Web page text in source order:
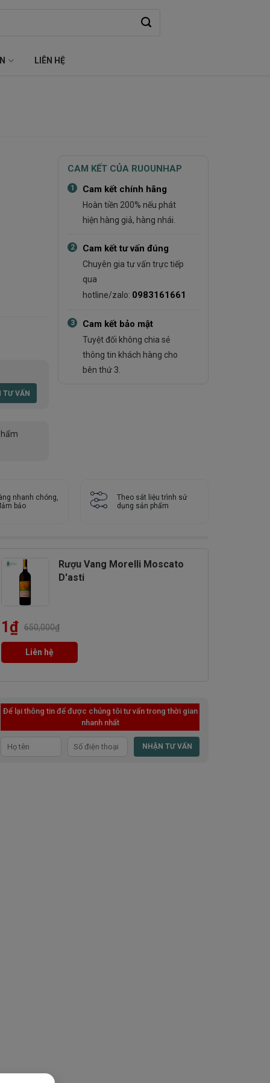
LIÊN HỆ
CAM KẾT CỦA RUOUNHAP
1 Cam kết chính hãng
Hoàn tiền 200% nếu phát
hiện hàng giả, hàng nhái.
2 Cam kết tư vấn đúng
Chuyên gia tư vấn trực tiếp
qua
hotline/zalo: 0983161661
3 Cam kết bảo mật
Tuyệt đối không chia sẻ
thông tin khách hàng cho
bên thứ 3.
nhanh chóng,
bảo
Theo sát liệu trình sử
dụng sản phẩm
Rượu Vang Morelli Moscato
D'asti
650,000₫
1 ₫
Liên hệ
Để lại thông tin để được chúng tôi tư vấn trong thời gian
nhanh nhất